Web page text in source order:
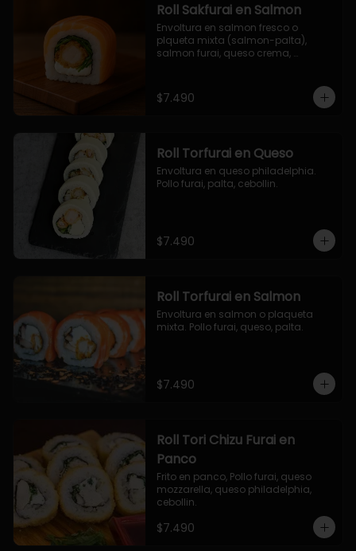
Roll Sakfurai en Salmon
Envoltura en salmon fresco o
plqueta mixta (salmon-palta),
salmon furai, queso crema,
$7.490
Roll Torfurai en Queso
Envoltura en queso philadelphia.
Pollo furai, palta, cebollin.
$7.490
Roll Torfurai en Salmon
Envoltura en salmon o plaqueta
mixta. Pollo furai, queso, palta.
$7.490
Roll Tori Chizu Furai en
Panco
Frito en panco, Pollo furai, queso
mozzarella, queso philadelphia,
cebollin.
$7.490